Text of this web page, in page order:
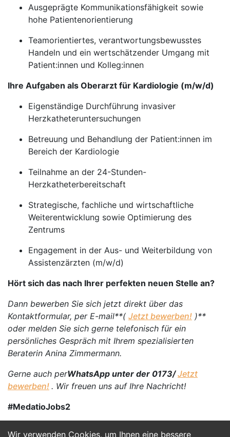
Wir verwenden Cookies, um Ihnen eine bessere
Ausgeprägte Kommunikationsfähigkeit sowie
hohe Patientenorientierung
Teamorientiertes, verantwortungsbewusstes
Handeln und ein wertschätzender Umgang mit
Patient:innen und Kolleg:innen
Ihre Aufgaben als Oberarzt für Kardiologie (m/w/d)
Eigenständige Durchführung invasiver
Herzkatheteruntersuchungen
Betreuung und Behandlung der Patient:innen im
Bereich der Kardiologie
Teilnahme an der 24-Stunden-
Herzkatheterbereitschaft
Strategische, fachliche und wirtschaftliche
Weiterentwicklung sowie Optimierung des
Zentrums
Engagement in der Aus- und Weiterbildung von
Assistenzärzten (m/w/d)
Hört sich das nach Ihrer perfekten neuen Stelle an?
Dann bewerben Sie sich jetzt direkt über das
Kontaktformular, per E-mail**( Jetzt bewerben! )**
oder melden Sie sich gerne telefonisch für ein
persönliches Gespräch mit Ihrem spezialisierten
Beraterin Anina Zimmermann.
Gerne auch perWhatsApp unter der 0173/Jetzt
bewerben! . Wir freuen uns auf Ihre Nachricht!
#MedatioJobs2